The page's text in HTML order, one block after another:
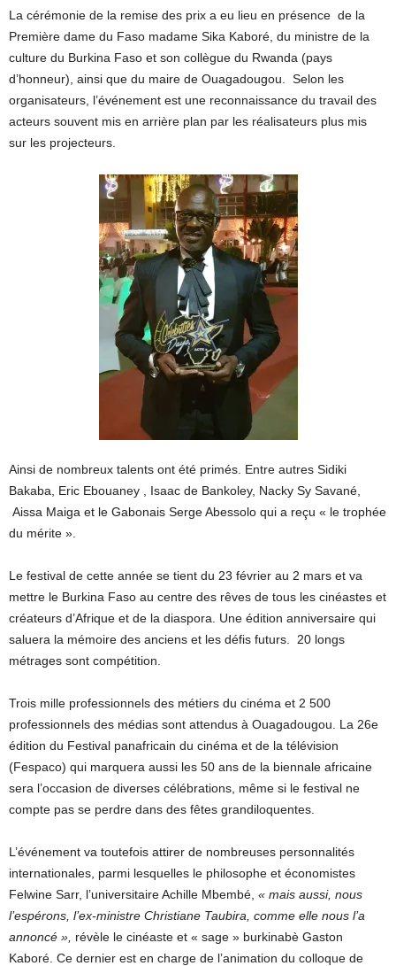
La cérémonie de la remise des prix a eu lieu en présence de la
Première dame du Faso madame Sika Kaboré, du ministre de la
culture du Burkina Faso et son collègue du Rwanda (pays
d’honneur), ainsi que du maire de Ouagadougou. Selon les
organisateurs, l’événement est une reconnaissance du travail des
acteurs souvent mis en arrière plan par les réalisateurs plus mis
sur les projecteurs.
Ainsi de nombreux talents ont été primés. Entre autres Sidiki
Bakaba, Eric Ebouaney , Isaac de Bankoley, Nacky Sy Savané,
Aissa Maiga et le Gabonais Serge Abessolo qui a reçu « le trophée
du mérite ».
Le festival de cette année se tient du 23 février au 2 mars et va
mettre le Burkina Faso au centre des rêves de tous les cinéastes et
créateurs d’Afrique et de la diaspora. Une édition anniversaire qui
saluera la mémoire des anciens et les défis futurs. 20 longs
métrages sont compétition.
Trois mille professionnels des métiers du cinéma et 2 500
professionnels des médias sont attendus à Ouagadougou. La 26e
édition du Festival panafricain du cinéma et de la télévision
(Fespaco) qui marquera aussi les 50 ans de la biennale africaine
sera l’occasion de diverses célébrations, même si le festival ne
compte pas se perdre dans des fêtes grandiloquentes.
L’événement va toutefois attirer de nombreuses personnalités
internationales, parmi lesquelles le philosophe et économistes
Felwine Sarr, l’universitaire Achille Mbembé, « mais aussi, nous
l’espérons, l’ex-ministre Christiane Taubira, comme elle nous l’a
annoncé », révèle le cinéaste et « sage » burkinabè Gaston
Kaboré. Ce dernier est en charge de l’animation du colloque de